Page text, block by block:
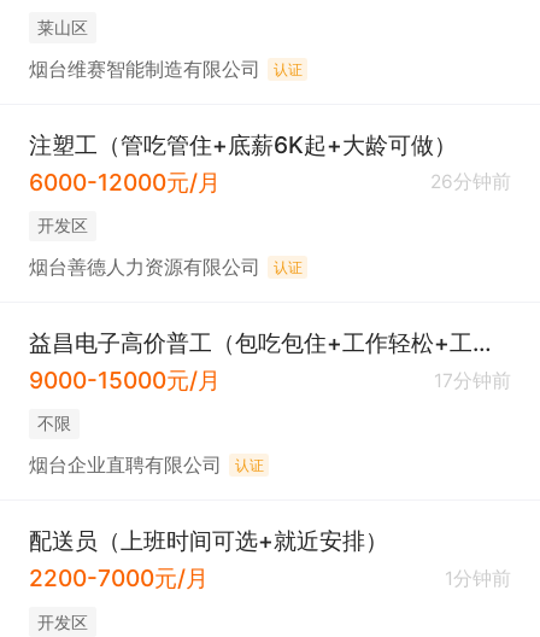
莱山区
烟台维赛智能制造有限公司 认证
注塑工（管吃管住+底薪6K起+大龄可做）
6000-12000元/月
26分钟前
开发区
烟台善德人力资源有限公司 认证
益昌电子高价普工（包吃包住+工作轻松+工资日结）
9000-15000元/月
17分钟前
不限
烟台企业直聘有限公司 认证
配送员（上班时间可选+就近安排）
2200-7000元/月
1分钟前
开发区